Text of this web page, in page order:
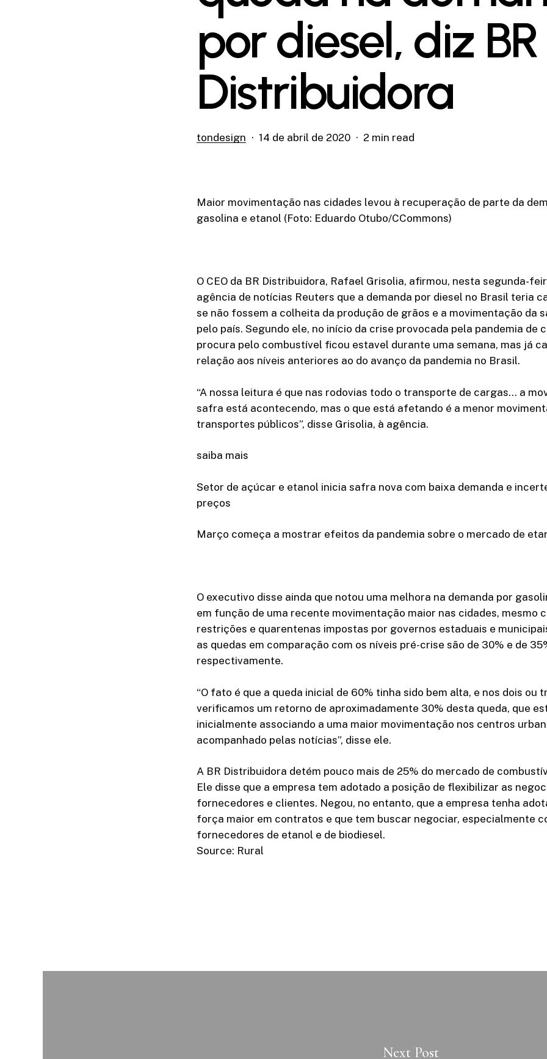
por diesel, diz BR
Distribuidora
tondesign 14 de abril de 2020 2 min read
Maior movimentação nas cidades levou à recuperação de parte da
gasolina e etanol (Foto: Eduardo Otubo/CCommons)
O CEO da BR Distribuidora, Rafael Grisolia, afirmou, nesta segunda-
agência de notícias Reuters que a demanda por diesel no Brasil teria
se não fossem a colheita da produção de grãos e a movimentação da
pelo país. Segundo ele, no início da crise provocada pela pandemia de
procura pelo combustível ficou estavel durante uma semana, mas já
relação aos níveis anteriores ao do avanço da pandemia no Brasil.
“A nossa leitura é que nas rodovias todo o transporte de cargas… a
safra está acontecendo, mas o que está afetando é a menor
transportes públicos”, disse Grisolia, à agência.
saiba mais
Setor de açúcar e etanol inicia safra nova com baixa demanda e
preços
Março começa a mostrar efeitos da pandemia sobre o mercado de
O executivo disse ainda que notou uma melhora na demanda por
em função de uma recente movimentação maior nas cidades, mesmo
restrições e quarentenas impostas por governos estaduais e
as quedas em comparação com os níveis pré-crise são de 30% e de
respectivamente.
“O fato é que a queda inicial de 60% tinha sido bem alta, e nos dois ou
verificamos um retorno de aproximadamente 30% desta queda, que
inicialmente associando a uma maior movimentação nos centros
acompanhado pelas notícias”, disse ele.
A BR Distribuidora detém pouco mais de 25% do mercado de
Ele disse que a empresa tem adotado a posição de flexibilizar as
fornecedores e clientes. Negou, no entanto, que a empresa tenha
força maior em contratos e que tem buscar negociar, especialmente
fornecedores de etanol e de biodiesel.
Source: Rural
Next Post